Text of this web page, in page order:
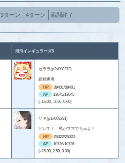
3ターン 4ターン 戦闘終了
混沌イレギュラーズ3
セララ(p3x000273)
妖精勇者
HP
39401/39401
AP
13045/13045
(-15.00, -2.50, 0.00)
サキ(p3x009291)
どいて！ 私がママでちゅよ！
HP
25322/25322
AP
10736/10736
(-15.00, 2.50, 0.00)